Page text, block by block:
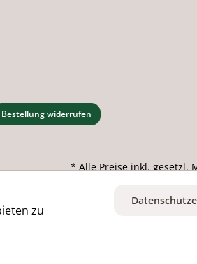
Bestellung widerrufen
* Alle Preise inkl. gesetzl.
zu